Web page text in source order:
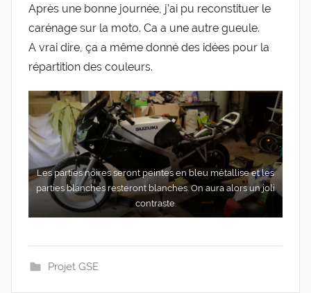
Après une bonne jour­née, j’ai pu recons­ti­tuer le
caré­nage sur la moto. Ca a une autre gueule.
A vrai dire, ça a même don­né des idées pour la
répar­ti­tion des couleurs.
Les par­ties noires seront peintes en bleu métal­lise et les
par­ties blanches res­te­ront blanches. On aura alors un joli
contraste.
Projet GSE